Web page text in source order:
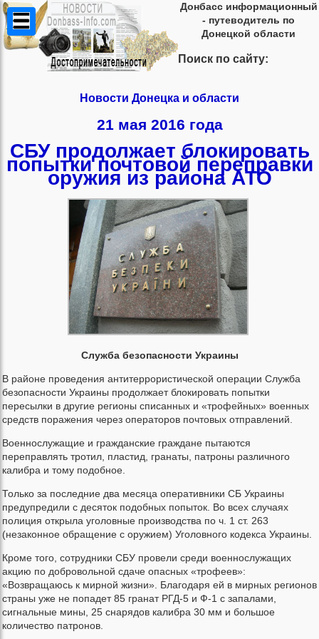
Донбасс информационный
- путеводитель по
Донецкой области
Поиск по сайту:
Новости Донецка и области
21 мая 2016 года
СБУ продолжает блокировать
попытки почтовой переправки
оружия из района АТО
Служба безопасности Украины
В районе проведения антитеррористической операции Служба
безопасности Украины продолжает блокировать попытки
пересылки в другие регионы списанных и «трофейных» военных
средств поражения через операторов почтовых отправлений.
Военнослужащие и гражданские граждане пытаются
переправлять тротил, пластид, гранаты, патроны различного
калибра и тому подобное.
Только за последние два месяца оперативники СБ Украины
предупредили с десяток подобных попыток. Во всех случаях
полиция открыла уголовные производства по ч. 1 ст. 263
(незаконное обращение с оружием) Уголовного кодекса Украины.
Кроме того, сотрудники СБУ провели среди военнослужащих
акцию по добровольной сдаче опасных «трофеев»:
«Возвращаюсь к мирной жизни». Благодаря ей в мирных регионов
страны уже не попадет 85 гранат РГД-5 и Ф-1 с запалами,
сигнальные мины, 25 снарядов калибра 30 мм и большое
количество патронов.